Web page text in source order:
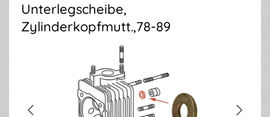
Unterlegscheibe,
Zylinderkopfmutt.,78-89
Bildergalerie überspringen